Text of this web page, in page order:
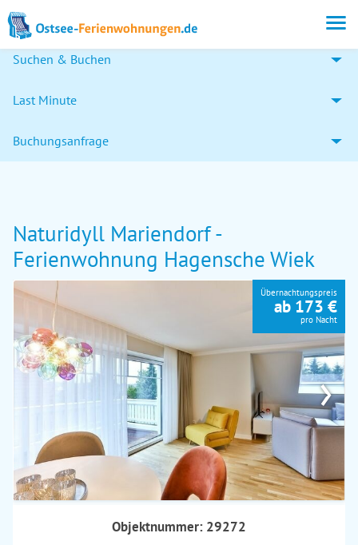
Suchen & Buchen
Last Minute
Buchungsanfrage
Naturidyll Mariendorf -
Ferienwohnung Hagensche Wiek
›
Übernachtungspreis
ab 173 €
pro Nacht
Objektnummer: 29272